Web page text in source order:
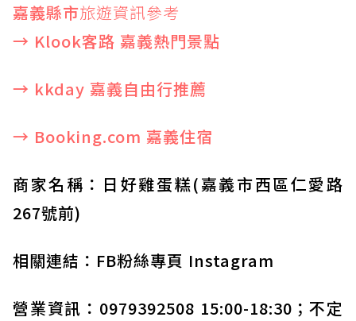
嘉義縣市旅遊資訊參考
→ Klook客路 嘉義熱門景點
→ kkday 嘉義自由行推薦
→ Booking.com 嘉義住宿
商家名稱：日好雞蛋糕(嘉義市西區仁愛路
267號前)
相關連結： FB粉絲專頁 Instagram
營業資訊：0979392508 15:00-18:30；不定